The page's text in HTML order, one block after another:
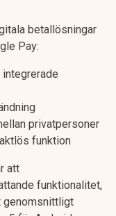
betallösningar
Pay:
privatpersoner
funktion
att
funktionalitet,
genomsnittligt